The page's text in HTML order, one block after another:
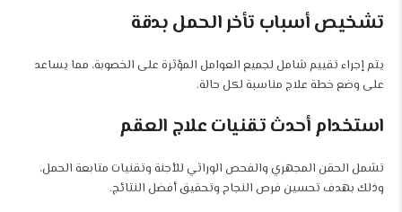
تشخيص أسباب تأخر الحمل بدقة
يتم إجراء تقييم شامل لجميع العوامل المؤثرة على الخصوبة، مما يساعد
على وضع خطة علاج مناسبة لكل حالة.
استخدام أحدث تقنيات علاج العقم
تشمل الحقن المجهري والفحص الوراثي للأجنة وتقنيات متابعة الحمل،
وذلك بهدف تحسين فرص النجاح وتحقيق أفضل النتائج.